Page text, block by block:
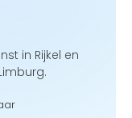
in Rijkel en